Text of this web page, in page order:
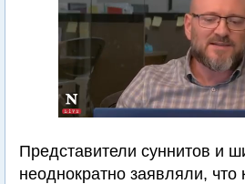
Представители суннитов и
неоднократно заявляли,